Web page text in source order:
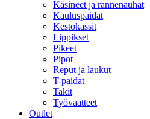
Käsineet ja rannenauhat
Kauluspaidat
Kestokassit
Lippikset
Pikeet
Pipot
Reput ja laukut
T-paidat
Takit
Työvaatteet
Outlet